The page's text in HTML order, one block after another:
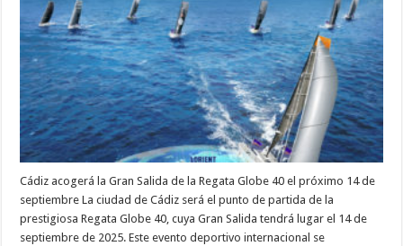
Cádiz acogerá la Gran Salida de la Regata Globe 40 el próximo 14 de
septiembre La ciudad de Cádiz será el punto de partida de la
prestigiosa Regata Globe 40, cuya Gran Salida tendrá lugar el 14 de
septiembre de 2025. Este evento deportivo internacional se